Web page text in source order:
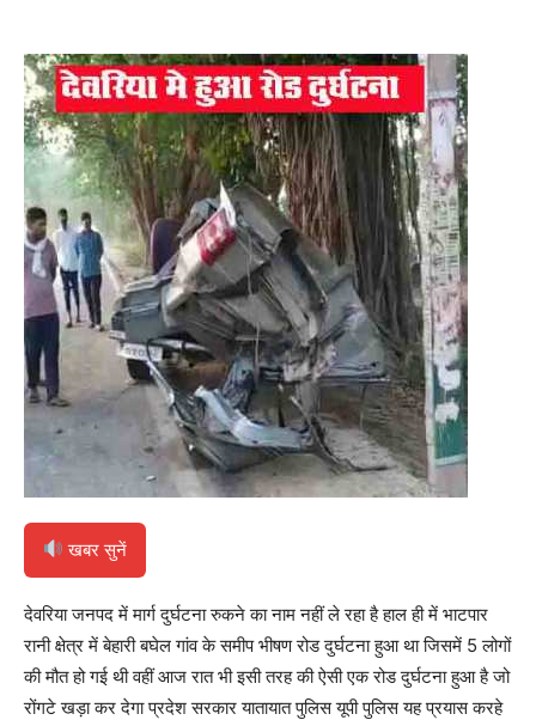
खबर सुनें
देवरिया जनपद में मार्ग दुर्घटना रुकने का नाम नहीं ले रहा है हाल ही में भाटपार
रानी क्षेत्र में बेहारी बघेल गांव के समीप भीषण रोड दुर्घटना हुआ था जिसमें 5 लोगों
की मौत हो गई थी वहीं आज रात भी इसी तरह की ऐसी एक रोड दुर्घटना हुआ है जो
रोंगटे खड़ा कर देगा प्रदेश सरकार यातायात पुलिस यूपी पुलिस यह प्रयास करहे